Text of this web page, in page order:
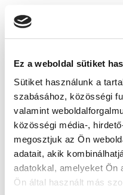
Ez a weboldal sütiket
Sütiket használunk a
szabásához, közösségi
valamint
közösségi média-,
megosztjuk az Ön
adatait, akik
adatokkal, amelyeket Ön
Ön által használt más